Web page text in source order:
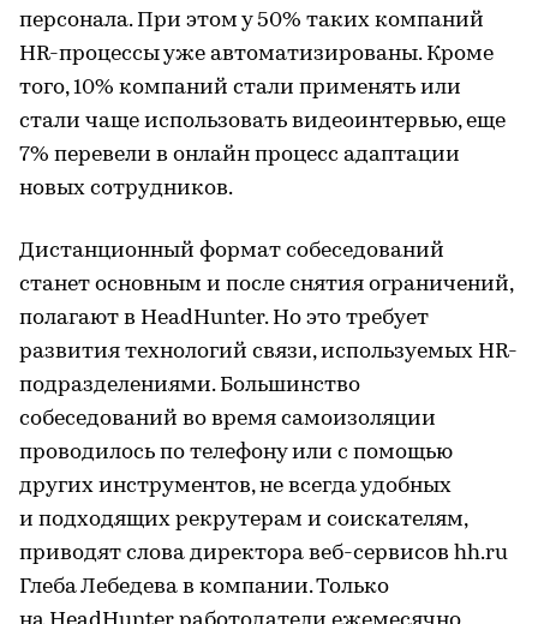
персонала. При этом у 50% таких компаний
HR-процессы уже автоматизированы. Кроме
того, 10% компаний стали применять или
стали чаще использовать видеоинтервью, еще
7% перевели в онлайн процесс адаптации
новых сотрудников.
Дистанционный формат собеседований
станет основным и после снятия ограничений,
полагают в HeadHunter. Но это требует
развития технологий связи, используемых HR-
подразделениями. Большинство
собеседований во время самоизоляции
проводилось по телефону или с помощью
других инструментов, не всегда удобных
и подходящих рекрутерам и соискателям,
приводят слова директора веб-сервисов hh.ru
Глеба Лебедева в компании. Только